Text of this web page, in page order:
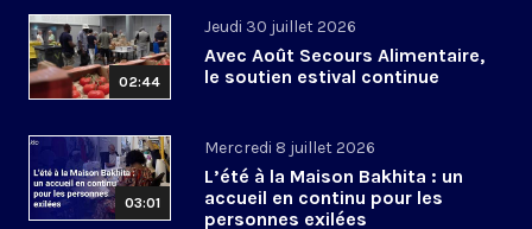
02:44
Jeudi 30 juillet 2026
Avec Août Secours Alimentaire,
le soutien estival continue
03:01
Mercredi 8 juillet 2026
L’été à la Maison Bakhita : un
accueil en continu pour les
personnes exilées